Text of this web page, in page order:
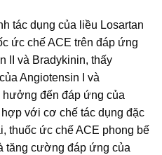
tác dụng của liều Losartan
ức chế ACE trên đáp ứng
II và Bradykinin, thấy
Angiotensin I và
hưởng đến đáp ứng của
với cơ chế tác dụng đặc
thuốc ức chế ACE phong bế
tăng cường đáp ứng của